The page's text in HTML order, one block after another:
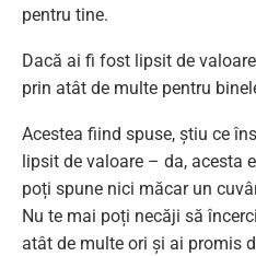
pentru tine.
Dacă ai fi fost lipsit de
prin atât de multe pentru
Acestea fiind spuse, știu ce
lipsit de valoare – da, acesta
poți spune nici măcar un
Nu te mai poți necăji să
atât de multe ori și ai promis